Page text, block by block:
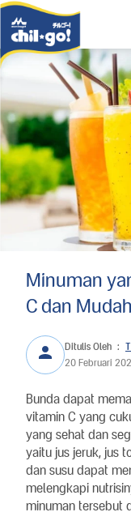
Minuman
C dan
Ditulis Oleh :
20 Februari
Bunda dapat
vitamin C yang
yang sehat dan
yaitu jus jeruk, jus
dan susu dapat
melengkapi
minuman tersebut